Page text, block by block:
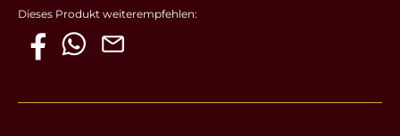
Dieses Produkt weiterempfehlen: